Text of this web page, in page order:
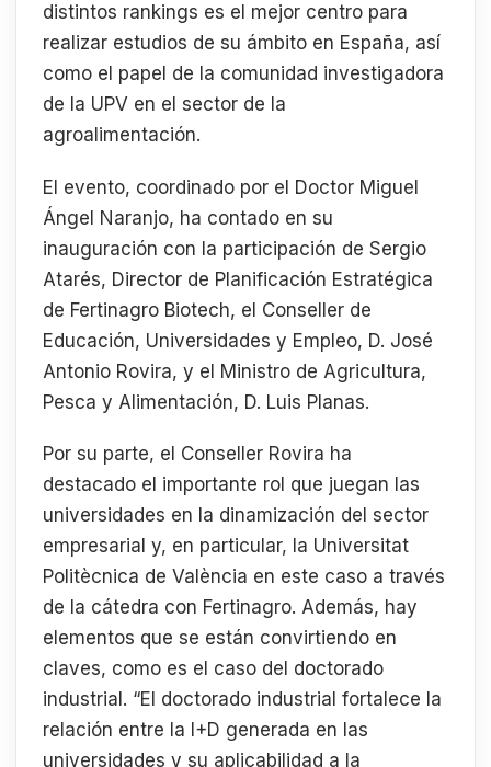
distintos rankings es el mejor centro para
realizar estudios de su ámbito en España, así
como el papel de la comunidad investigadora
de la UPV en el sector de la
agroalimentación.
El evento, coordinado por el Doctor Miguel
Ángel Naranjo, ha contado en su
inauguración con la participación de Sergio
Atarés, Director de Planificación Estratégica
de Fertinagro Biotech, el Conseller de
Educación, Universidades y Empleo, D. José
Antonio Rovira, y el Ministro de Agricultura,
Pesca y Alimentación, D. Luis Planas.
Por su parte, el Conseller Rovira ha
destacado el importante rol que juegan las
universidades en la dinamización del sector
empresarial y, en particular, la Universitat
Politècnica de València en este caso a través
de la cátedra con Fertinagro. Además, hay
elementos que se están convirtiendo en
claves, como es el caso del doctorado
industrial. “El doctorado industrial fortalece la
relación entre la I+D generada en las
universidades y su aplicabilidad a la